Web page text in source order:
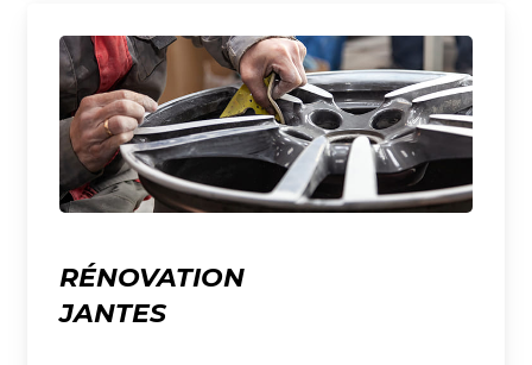
RÉNOVATION
JANTES